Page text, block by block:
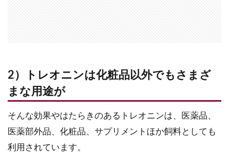
2）トレオニンは化粧品以外でもさまざ
まな用途が
そんな効果やはたらきのあるトレオニンは、医薬品、
医薬部外品、化粧品、サプリメントほか飼料としても
利用されています。